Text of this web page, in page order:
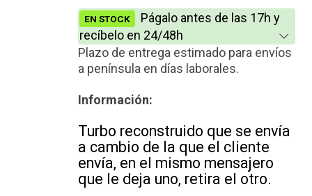
EN STOCK
Págalo antes de las 17h y
recíbelo en 24/48h
Plazo de entrega estimado para envíos
a península en días laborales.
Información:
Turbo reconstruido que se envía
a cambio de la que el cliente
envía, en el mismo mensajero
que le deja uno, retira el otro.